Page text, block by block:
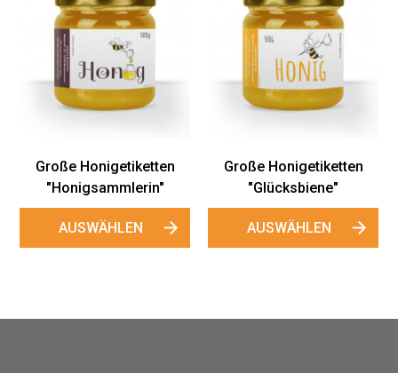
Große Honigetiketten
"Honigsammlerin"
AUSWÄHLEN
Große Honigetiketten
"Glücksbiene"
AUSWÄHLEN